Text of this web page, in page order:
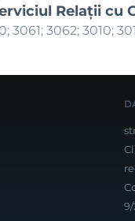
Relaţii cu
3061; 3062; 3010;
9/